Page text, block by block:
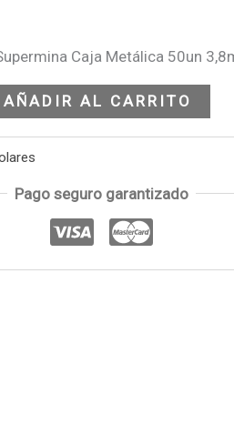
Caja Metálica 50un
AÑADIR AL CARRITO
Pago seguro garantizado